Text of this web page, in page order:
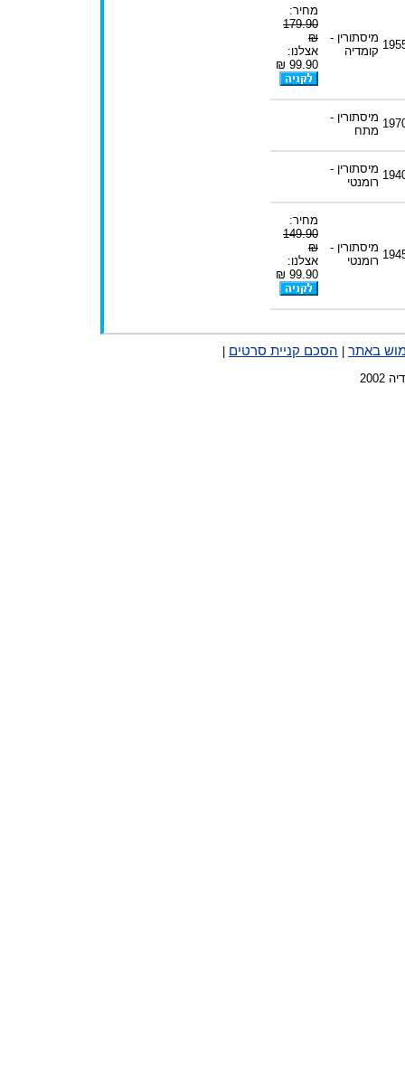
מיסתורין -
קומדיה
מחיר:
179.90
₪
אצלנו:
99.90 ₪
מיסתורין -
מתח
מיסתורין -
רומנטי
מיסתורין -
רומנטי
מחיר:
149.90
₪
אצלנו:
99.90 ₪
באתר הסכם קניית סרטים